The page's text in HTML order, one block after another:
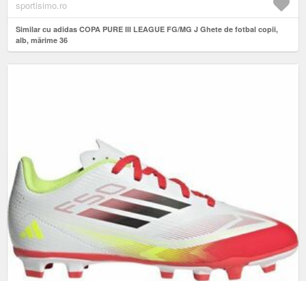
sportisimo.ro
Similar cu adidas COPA PURE III LEAGUE FG/MG J Ghete de fotbal copii,
alb, mărime 36